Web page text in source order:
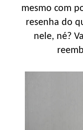
mesmo com
resenha do
nele, né?